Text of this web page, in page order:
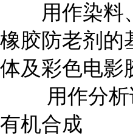
用作染料
橡胶防老剂的
体及彩色电影
用作分析
有机合成